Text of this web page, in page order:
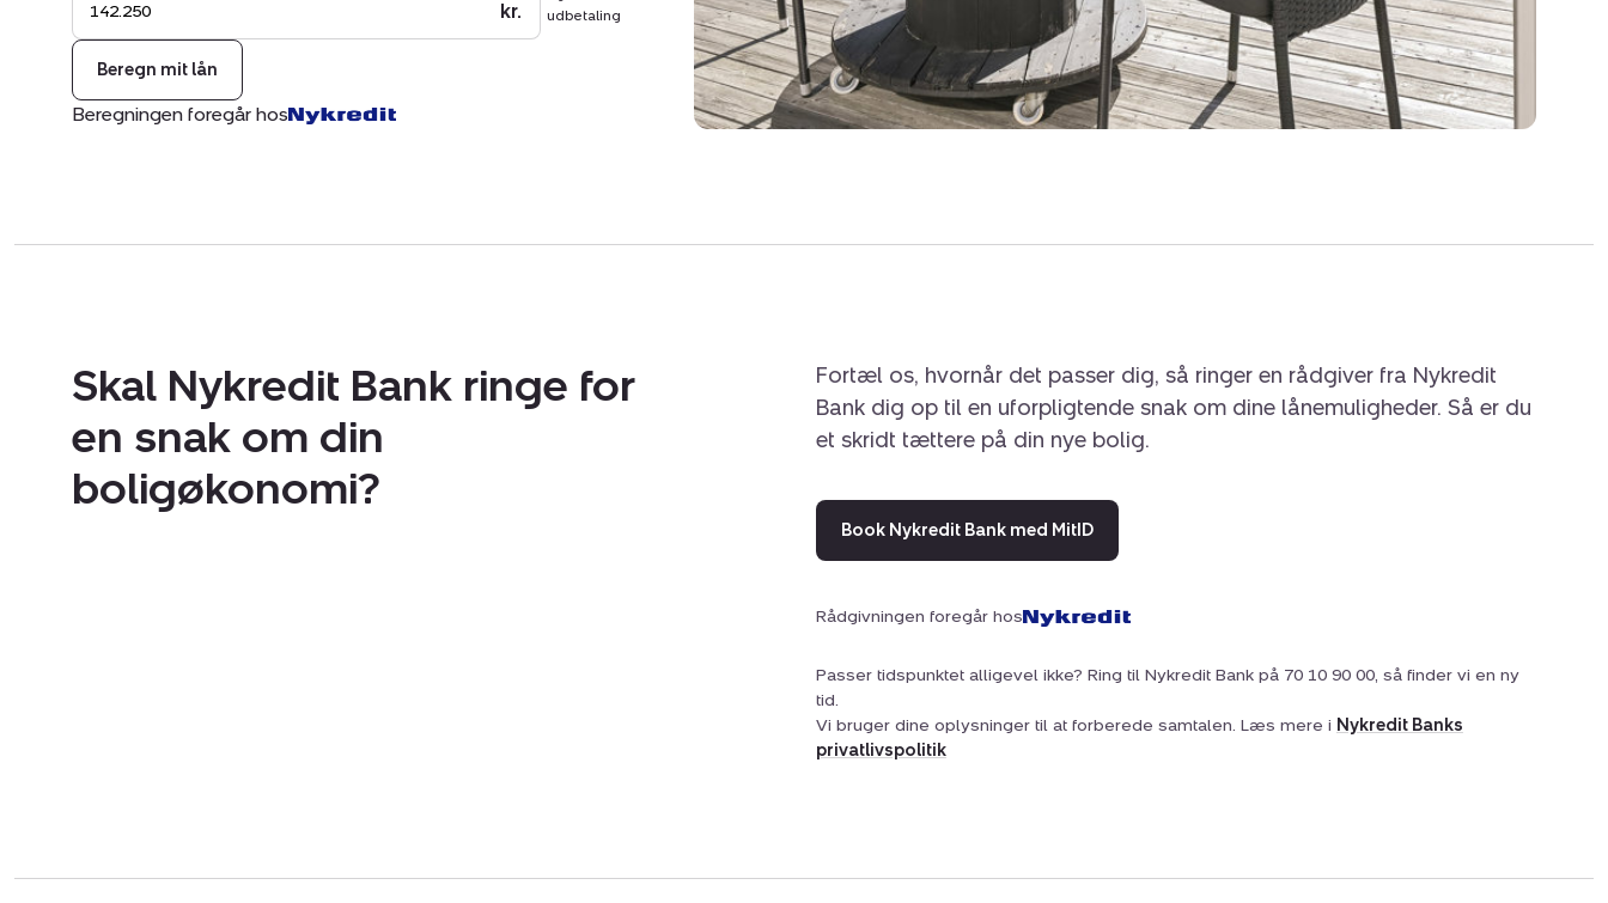
udbetaling
kr.
Beregn mit lån
Beregningen foregår hos
Skal Nykredit Bank ringe for
en snak om din
boligøkonomi?
Fortæl os, hvornår det passer dig, så ringer en rådgiver fra Nykredit
Bank dig op til en uforpligtende snak om dine lånemuligheder. Så er du
et skridt tættere på din nye bolig.
Book Nykredit Bank med MitID
Rådgivningen foregår hos
Passer tidspunktet alligevel ikke? Ring til Nykredit Bank på 70 10 90 00, så finder vi en ny
tid.
Vi bruger dine oplysninger til at forberede samtalen. Læs mere i Nykredit Banks
privatlivspolitik